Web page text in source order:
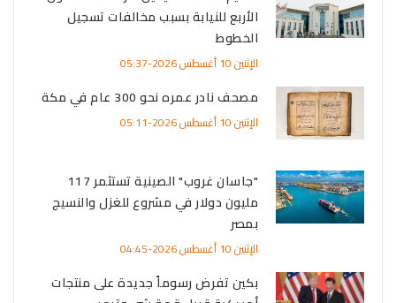
الأربع للنيابة بسبب مخالفات تسجيل
الخطوط
الإثنين 10 أغسطس 2026-05:37
مصحف نادر عمره نحو 300 عام في مكة
الإثنين 10 أغسطس 2026-05:11
"جاسان غروب" الصينية تستثمر 117
مليون دولار في مشروع للغزل والنسيج
بمصر
الإثنين 10 أغسطس 2026-04:45
بكين تفرض رسوماً جديدة على منتجات